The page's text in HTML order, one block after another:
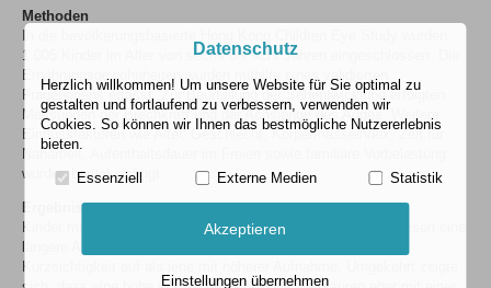
Methoden
1.005 Kinder im Alter von sechs bis acht Jahren eingeschlossen. Die
Ernährungsgewohnheiten wurden mithilfe eines validierten
Fragebogens erfasst. Zur Beurteilung der Sehentwicklung erfolgten
Messungen der Brechkraft und der Achslänge des Auges. Weitere
Einflussfaktoren wie Alter, Geschlecht, Körpermasseindex, Zeit für
Naharbeit, Aufenthaltsdauer im Freien sowie familiäre Vorbelastung
wurden berücksichtigt.
Ergebnisse
Kinder mit einer geringen Zufuhr von Omega-3-Fettsäuren wiesen eine
Kurzsichtigkeit auf als jene mit höherer Aufnahme. Umgekehrt zeigte
Datenschutz
Herzlich willkommen! Um unsere Website für Sie optimal zu
gestalten und fortlaufend zu verbessern, verwenden wir
Cookies. So können wir Ihnen das bestmögliche Nutzererlebnis
bieten.
Essenziell Externe Medien Statistik
Akzeptieren
Einstellungen übernehmen